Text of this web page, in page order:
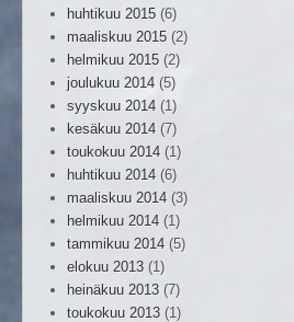
huhtikuu 2015 (6)
maaliskuu 2015 (2)
helmikuu 2015 (2)
joulukuu 2014 (5)
syyskuu 2014 (1)
kesäkuu 2014 (7)
toukokuu 2014 (1)
huhtikuu 2014 (6)
maaliskuu 2014 (3)
helmikuu 2014 (1)
tammikuu 2014 (5)
elokuu 2013 (1)
heinäkuu 2013 (7)
toukokuu 2013 (1)